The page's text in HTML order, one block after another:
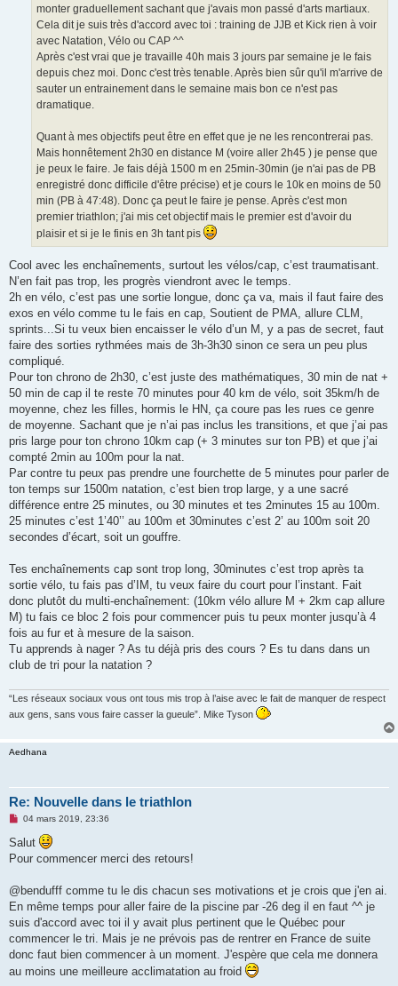
monter graduellement sachant que j'avais mon passé d'arts martiaux.
Cela dit je suis très d'accord avec toi : training de JJB et Kick rien à voir
avec Natation, Vélo ou CAP ^^
Après c'est vrai que je travaille 40h mais 3 jours par semaine je le fais
depuis chez moi. Donc c'est très tenable. Après bien sûr qu'il m'arrive de
sauter un entrainement dans le semaine mais bon ce n'est pas
dramatique.
Quant à mes objectifs peut être en effet que je ne les rencontrerai pas.
Mais honnêtement 2h30 en distance M (voire aller 2h45 ) je pense que
je peux le faire. Je fais déjà 1500 m en 25min-30min (je n'ai pas de PB
enregistré donc difficile d'être précise) et je cours le 10k en moins de 50
min (PB à 47:48). Donc ça peut le faire je pense. Après c'est mon
premier triathlon; j'ai mis cet objectif mais le premier est d'avoir du
plaisir et si je le finis en 3h tant pis
Cool avec les enchaînements, surtout les vélos/cap, c’est traumatisant.
N’en fait pas trop, les progrès viendront avec le temps.
2h en vélo, c’est pas une sortie longue, donc ça va, mais il faut faire des
exos en vélo comme tu le fais en cap, Soutient de PMA, allure CLM,
sprints...Si tu veux bien encaisser le vélo d’un M, y a pas de secret, faut
faire des sorties rythmées mais de 3h-3h30 sinon ce sera un peu plus
compliqué.
Pour ton chrono de 2h30, c’est juste des mathématiques, 30 min de nat +
50 min de cap il te reste 70 minutes pour 40 km de vélo, soit 35km/h de
moyenne, chez les filles, hormis le HN, ça coure pas les rues ce genre
de moyenne. Sachant que je n’ai pas inclus les transitions, et que j’ai pas
pris large pour ton chrono 10km cap (+ 3 minutes sur ton PB) et que j’ai
compté 2min au 100m pour la nat.
Par contre tu peux pas prendre une fourchette de 5 minutes pour parler de
ton temps sur 1500m natation, c’est bien trop large, y a une sacré
différence entre 25 minutes, ou 30 minutes et tes 2minutes 15 au 100m.
25 minutes c’est 1’40’’ au 100m et 30minutes c’est 2’ au 100m soit 20
secondes d’écart, soit un gouffre.
Tes enchaînements cap sont trop long, 30minutes c’est trop après ta
sortie vélo, tu fais pas d’IM, tu veux faire du court pour l’instant. Fait
donc plutôt du multi-enchaînement: (10km vélo allure M + 2km cap allure
M) tu fais ce bloc 2 fois pour commencer puis tu peux monter jusqu’à 4
fois au fur et à mesure de la saison.
Tu apprends à nager ? As tu déjà pris des cours ? Es tu dans dans un
club de tri pour la natation ?
“Les réseaux sociaux vous ont tous mis trop à l’aise avec le fait de manquer de respect
aux gens, sans vous faire casser la gueule”. Mike Tyson
Aedhana
Re: Nouvelle dans le triathlon
M
s
a
n
o
l
u
04 mars 2019, 23:36
Salut
Pour commencer merci des retours!
@bendufff comme tu le dis chacun ses motivations et je crois que j'en ai.
En même temps pour aller faire de la piscine par -26 deg il en faut ^^ je
suis d'accord avec toi il y avait plus pertinent que le Québec pour
commencer le tri. Mais je ne prévois pas de rentrer en France de suite
donc faut bien commencer à un moment. J'espère que cela me donnera
au moins une meilleure acclimatation au froid